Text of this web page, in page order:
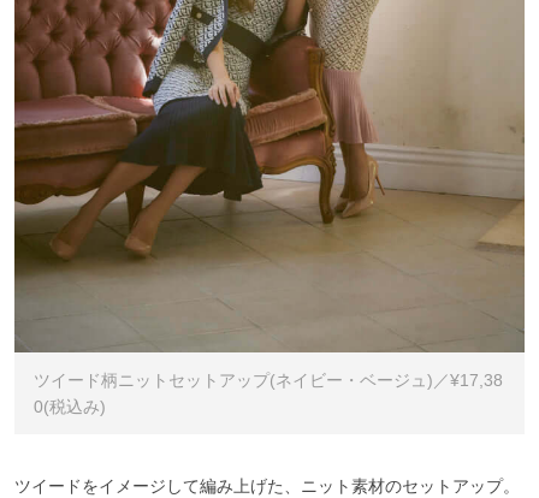
ツイード柄ニットセットアップ(ネイビー・ベージュ)／¥17,38
0(税込み)
ツイードをイメージして編み上げた、ニット素材のセットアップ。